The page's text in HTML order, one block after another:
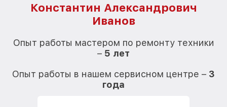
Константин Александрович
Иванов
Опыт работы мастером по ремонту техники
– 5 лет
Опыт работы в нашем сервисном центре – 3
года